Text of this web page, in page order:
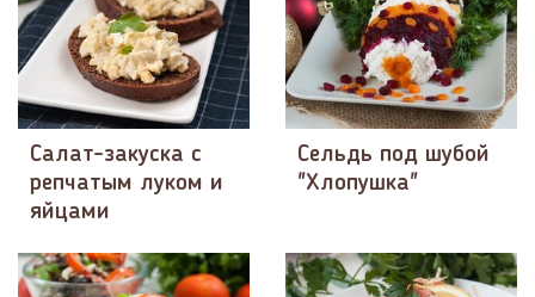
Салат-закуска с
репчатым луком и
яйцами
Сельдь под шубой
"Хлопушка"